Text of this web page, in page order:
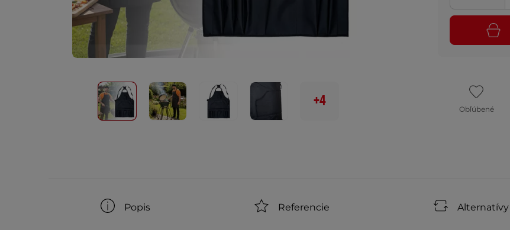
+4 Obľúbené
Popis Referencie Alternatívy